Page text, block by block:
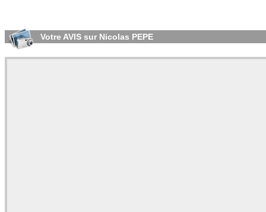
Votre AVIS sur Nicolas PEPE